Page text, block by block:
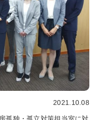
2021.10.08